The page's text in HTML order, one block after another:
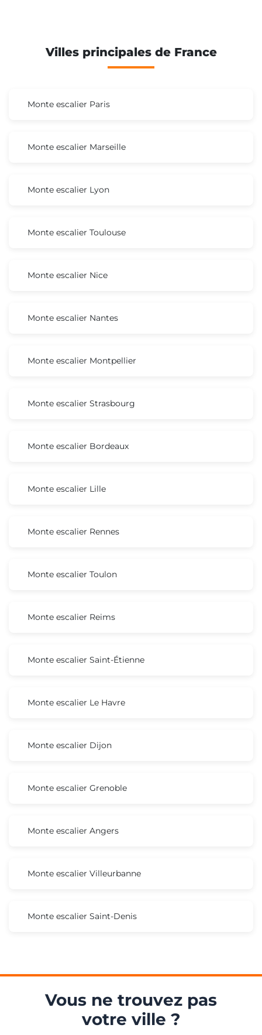
Villes principales de France
Monte escalier Paris
Monte escalier Marseille
Monte escalier Lyon
Monte escalier Toulouse
Monte escalier Nice
Monte escalier Nantes
Monte escalier Montpellier
Monte escalier Strasbourg
Monte escalier Bordeaux
Monte escalier Lille
Monte escalier Rennes
Monte escalier Toulon
Monte escalier Reims
Monte escalier Saint-Étienne
Monte escalier Le Havre
Monte escalier Dijon
Monte escalier Grenoble
Monte escalier Angers
Monte escalier Villeurbanne
Monte escalier Saint-Denis
Vous ne trouvez pas
votre ville ?